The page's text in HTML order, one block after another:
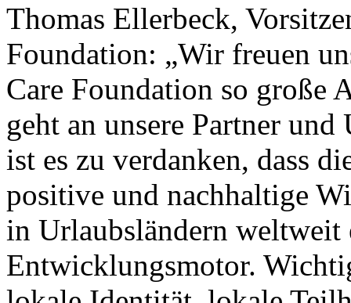
Thomas Ellerbeck,
Foundation: „Wir freuen
Care Foundation so große
geht an unsere Partner
ist es zu verdanken, dass
positive und nachhaltige
in Urlaubsländern
Entwicklungsmotor.